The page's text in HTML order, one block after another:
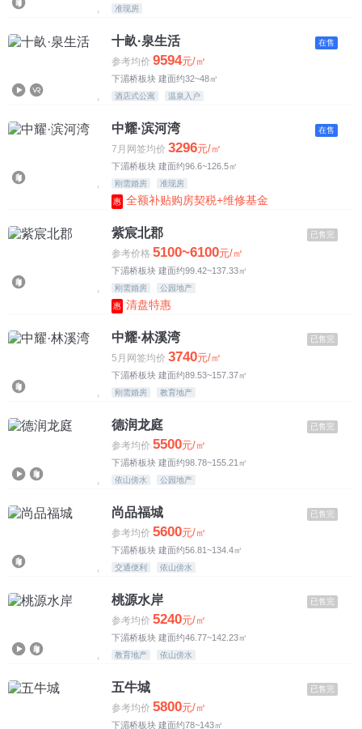
8500-10000元
10000元以上
准现房
十畝·泉生活
参考均价 9594元/㎡
下湄桥板块 建面约32~48㎡
酒店式公寓 温泉入户
在售
中耀·滨河湾
7月网签均价 3296元/㎡
下湄桥板块 建面约96.6~126.5㎡
刚需婚房 准现房
在售
惠 全额补贴购房契税+维修基金
紫宸北郡
参考价格 5100~6100元/㎡
下湄桥板块 建面约99.42~137.33㎡
刚需婚房 公园地产
已售完
惠 清盘特惠
中耀·林溪湾
5月网签均价 3740元/㎡
下湄桥板块 建面约89.53~157.37㎡
刚需婚房 教育地产
已售完
德润龙庭
参考均价 5500元/㎡
下湄桥板块 建面约98.78~155.21㎡
依山傍水 公园地产
已售完
尚品福城
参考均价 5600元/㎡
下湄桥板块 建面约56.81~134.4㎡
交通便利 依山傍水
已售完
桃源水岸
参考均价 5240元/㎡
下湄桥板块 建面约46.77~142.23㎡
教育地产 依山傍水
已售完
五牛城
参考均价 5800元/㎡
下湄桥板块 建面约78~143㎡
已售完